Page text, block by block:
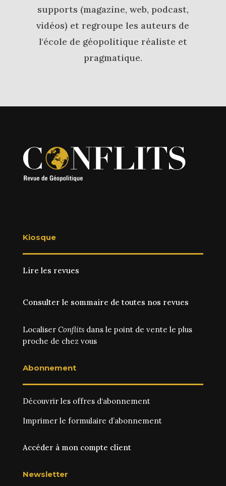
supports (magazine, web, podcast,
vidéos) et regroupe les auteurs de
l'école de géopolitique réaliste et
pragmatique.
Kiosque
Lire les revues
Consulter le sommaire de toutes nos revues
Localiser Conflitsdans le point de vente le plus
proche de chez vous
Abonnement
Découvrir les offres d‘abonnement
Imprimer le formulaire d’abonnement
Accéder à mon compte client
Newsletter